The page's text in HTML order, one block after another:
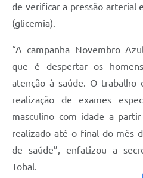
de verificar a pressão arterial
(glicemia).
“A campanha Novembro
que é despertar os
atenção à saúde. O trabalho
realização de exames
masculino com idade a
realizado até o final do mês
de saúde”, enfatizou a
Tobal.